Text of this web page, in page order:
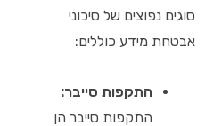
סוגים נפוצים של סיכוני
אבטחת מידע כוללים:
התקפות סייבר:
התקפות סייבר הן